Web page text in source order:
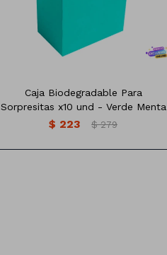
Profundidad: 15x9cm
Contiene: 10 Unidades
Caja Biodegradable Para
Sorpresitas x10 und - Verde Menta
$ 223 $ 279